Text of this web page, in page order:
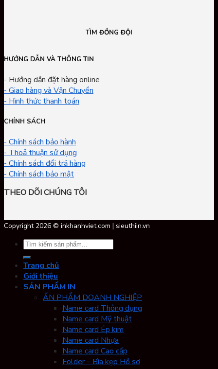
TÌM ĐỒNG ĐỘI
HƯỚNG DẪN VÀ THÔNG TIN
- Hướng dẫn đặt hàng online
- Giao hàng và Vận Chuyển
- Hình thức thanh toán
CHÍNH SÁCH
- Chính sách bảo hành
- Thoả thuận sử dụng
- Chính sách đổi trả hàng
- Chính sách bảo mật
THEO DÕI CHÚNG TÔI
Copyright 2026 © inkhanhviet.com | sieuthiin.vn
Tìm
kiếm:
Trang chủ
Giới thiệu
SẢN PHẨM IN
ẤN PHẨM DOANH NGHIỆP
Name card Thông dụng
Name card Mỹ thuật
Name card Ép kim
Name card Nhựa
Name card Cao cấp
Folder – Bìa kẹp Hồ sơ